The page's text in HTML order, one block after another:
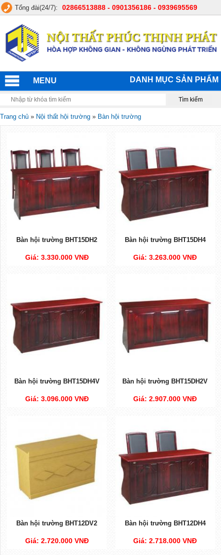
Tổng đài(24/7): 02866513888 - 0901356186 - 0939695569
MENU DANH MỤC SẢN PHẨM
Trang chủ » Nội thất hội trường » Bàn hội trường
Bàn hội trường BHT15DH2
Giá: 3.330.000 VNĐ
Bàn hội trường BHT15DH4
Giá: 3.263.000 VNĐ
Bàn hội trường BHT15DH4V
Giá: 3.096.000 VNĐ
Bàn hội trường BHT15DH2V
Giá: 2.907.000 VNĐ
Bàn hội trường BHT12DV2
Giá: 2.720.000 VNĐ
Bàn hội trường BHT12DH4
Giá: 2.718.000 VNĐ